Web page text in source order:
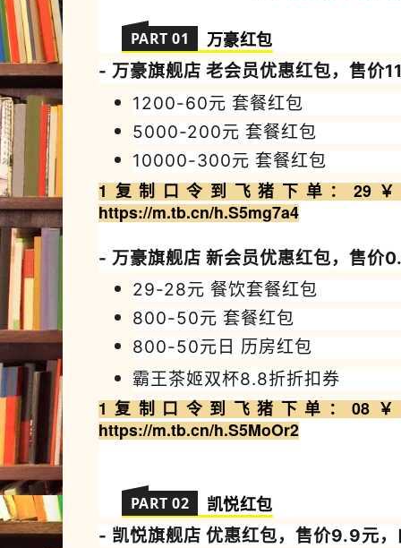
PART 01 万豪红包
- 万豪旗舰店 老会员优惠红包，售价
1200-60元 套餐红包
5000-200元 套餐红包
10000-300元 套餐红包
1复制口令到飞猪下单：29￥
https://m.tb.cn/h.S5mg7a4
- 万豪旗舰店 新会员优惠红包，售价
29-28元 餐饮套餐红包
800-50元 套餐红包
800-50元日 历房红包
霸王茶姬双杯8.8折折扣券
1复制 口令到飞猪 下 单 ：08￥
https://m.tb.cn/h.S5MoOr2
PART 02 凯悦红包
- 凯悦旗舰店 优惠红包，售价9.9元